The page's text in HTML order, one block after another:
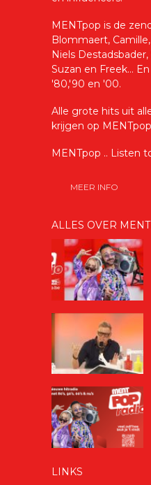
MENTpop is de
Blommaert,
Niels
Suzan en Freek...
'80,'90 en '00.
Alle grote hits uit
krijgen op
MENTpop .. Listen
MEER INFO
ALLES OVER
LINKS